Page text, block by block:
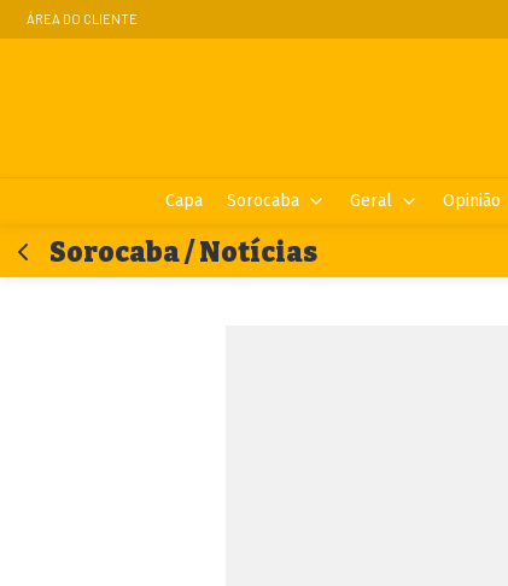
ÁREA DO CLIENTE
Capa Sorocaba Geral Opinião
Sorocaba / Notícias